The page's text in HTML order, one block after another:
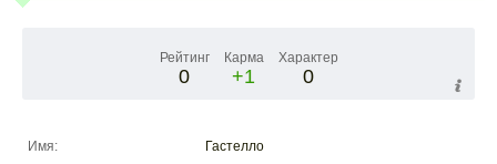
Рейтинг
0
Карма
+1
Характер
0
Имя:
Гастелло